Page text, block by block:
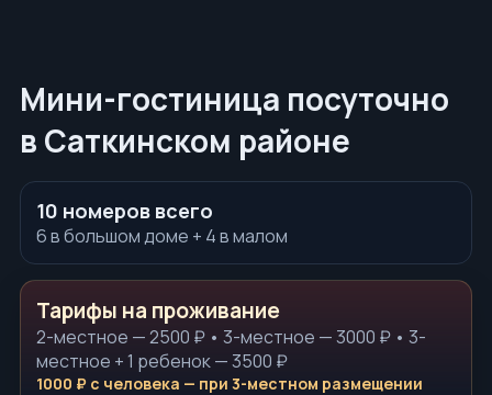
Мини-гостиница посуточно
в Саткинском районе
10 номеров всего
—
6 в большом доме + 4 в малом
Тарифы на проживание
—
2-местное — 2500 ₽ • 3-местное — 3000 ₽ • 3-
местное + 1 ребенок — 3500 ₽
.
1000 ₽ с человека — при 3-местном размещении